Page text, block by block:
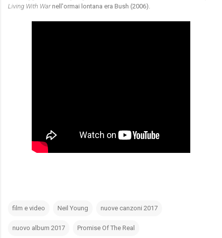
Living With Warnell'ormai lontana era Bush (2006).
film e video Neil Young nuove canzoni 2017
nuovo album 2017 Promise Of The Real